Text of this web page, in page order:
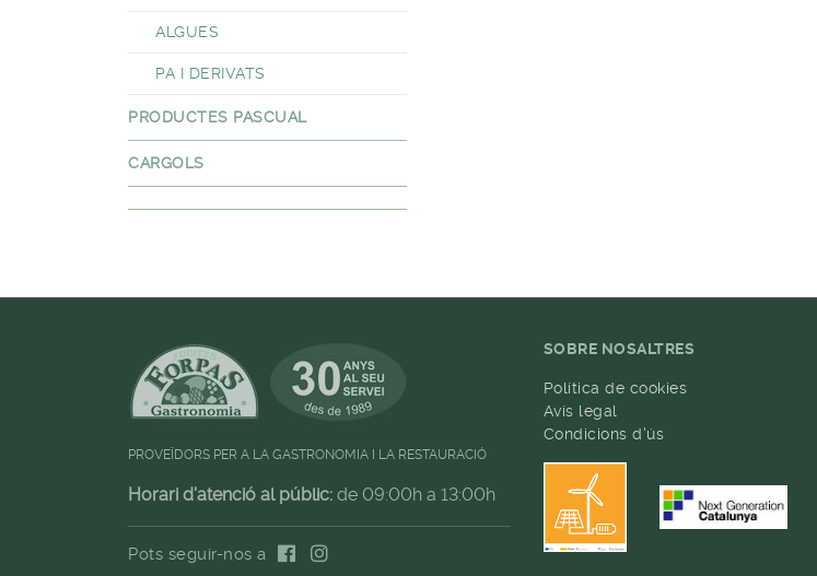
ALGUES
PA I DERIVATS
PRODUCTES PASCUAL
CARGOLS
PROVEÏDORS PER A LA GASTRONOMIA I LA RESTAURACIÓ
Horari d'atenció al públic: de 09:00h a 13:00h
Pots seguir-nos a
SOBRE NOSALTRES
Política de cookies
Avís legal
Condicions d'ús